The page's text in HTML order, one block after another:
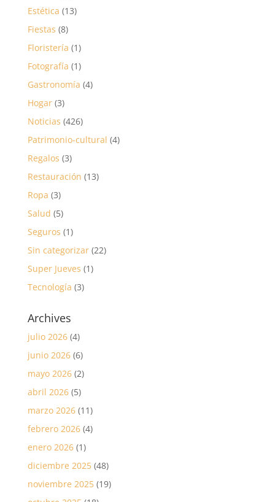
Estética (13)
Fiestas (8)
Floristería (1)
Fotografía (1)
Gastronomía (4)
Hogar(3)
Noticias (426)
Patrimonio-cultural (4)
Regalos (3)
Restauración (13)
Ropa (3)
Salud (5)
Seguros (1)
Sin categorizar(22)
Super Jueves (1)
Tecnología (3)
Archives
julio 2026(4)
junio 2026(6)
mayo 2026(2)
abril 2026(5)
marzo 2026(11)
febrero 2026(4)
enero 2026(1)
diciembre 2025(48)
noviembre 2025(19)